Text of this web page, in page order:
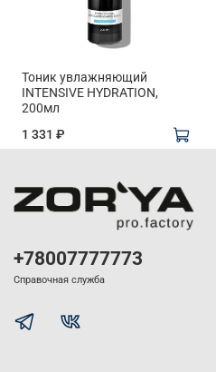
Тоник увлажняющий
INTENSIVE HYDRATION,
200мл
1 331 ₽
+78007777773
Справочная служба